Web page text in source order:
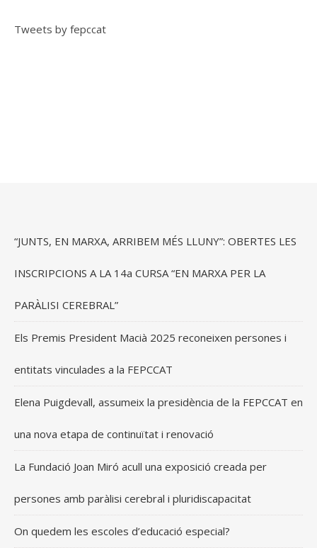
Tweets by fepccat
“JUNTS, EN MARXA, ARRIBEM MÉS LLUNY”: OBERTES LES
INSCRIPCIONS A LA 14a CURSA “EN MARXA PER LA
PARÀLISI CEREBRAL”
Els Premis President Macià 2025 reconeixen persones i
entitats vinculades a la FEPCCAT
Elena Puigdevall, assumeix la presidència de la FEPCCAT en
una nova etapa de continuïtat i renovació
La Fundació Joan Miró acull una exposició creada per
persones amb paràlisi cerebral i pluridiscapacitat
On quedem les escoles d’educació especial?